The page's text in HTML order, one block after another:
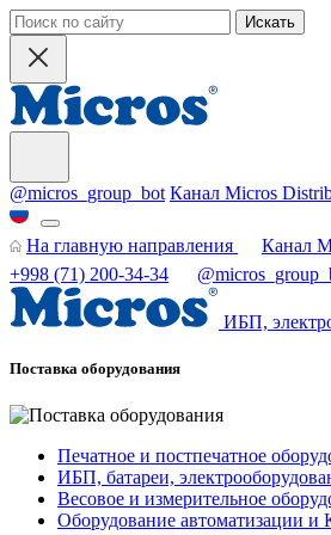
Искать
@micros_group_bot Канал Micros
На главную направления
Канал
+998 (71) 200-34-34
ИБП,
Поставка оборудования
Печатное и постпечатное
ИБП, батареи,
Весовое и измерительное
Оборудование автоматизации